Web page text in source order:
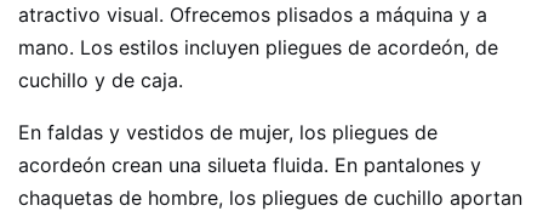
atractivo visual. Ofrecemos plisados ​​a máquina y a
mano. Los estilos incluyen pliegues de acordeón, de
cuchillo y de caja.
En faldas y vestidos de mujer, los pliegues de
acordeón crean una silueta fluida. En pantalones y
chaquetas de hombre, los pliegues de cuchillo aportan